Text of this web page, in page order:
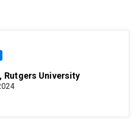
Rutgers University